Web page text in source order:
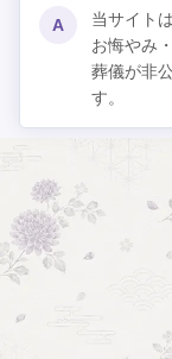
A
当サイト
お悔やみ
葬儀が非
す。